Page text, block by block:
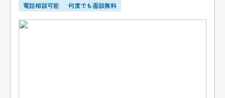
電話相談可能
何度でも面談無料